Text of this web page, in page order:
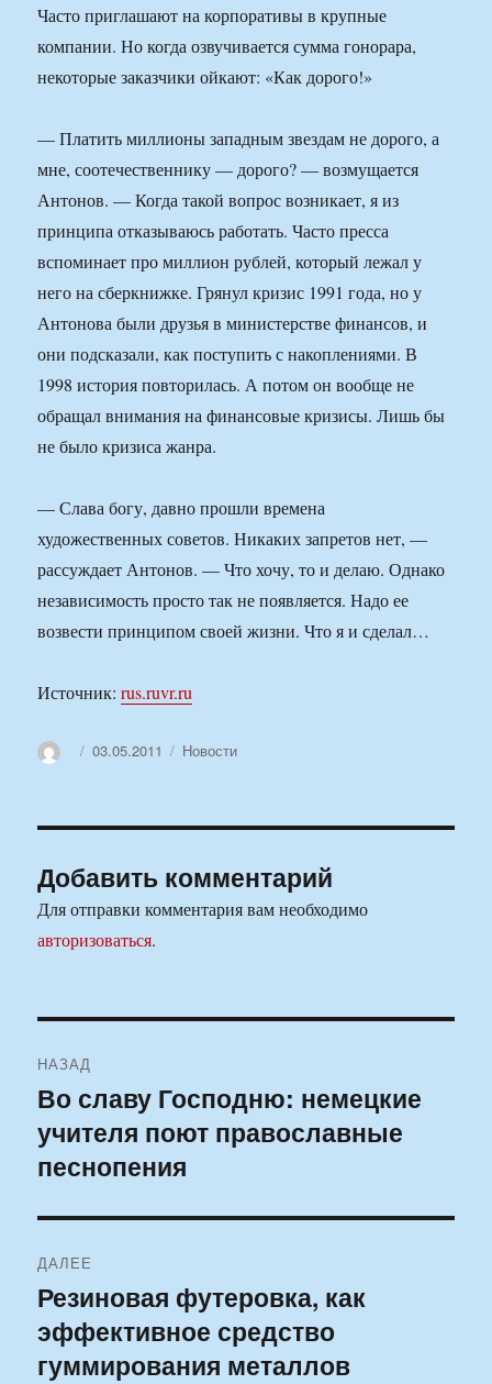
Часто приглашают на корпоративы в крупные
компании. Но когда озвучивается сумма гонорара,
некоторые заказчики ойкают: «Как дорого!»
— Платить миллионы западным звездам не дорого, а
мне, соотечественнику — дорого? — возмущается
Антонов. — Когда такой вопрос возникает, я из
принципа отказываюсь работать. Часто пресса
вспоминает про миллион рублей, который лежал у
него на сберкнижке. Грянул кризис 1991 года, но у
Антонова были друзья в министерстве финансов, и
они подсказали, как поступить с накоплениями. В
1998 история повторилась. А потом он вообще не
обращал внимания на финансовые кризисы. Лишь бы
не было кризиса жанра.
— Слава богу, давно прошли времена
художественных советов. Никаких запретов нет, —
рассуждает Антонов. — Что хочу, то и делаю. Однако
независимость просто так не появляется. Надо ее
возвести принципом своей жизни. Что я и сделал…
Источник:rus.ruvr.ru
АвторОпубликовано
03.05.2011 Рубрики
Новости
Добавить комментарий
Для отправки комментария вам необходимо
авторизоваться.
по
записям
НАЗАД
Предыдущая
запись:
Во славу Господню: немецкие
учителя поют православные
песнопения
ДАЛЕЕ
Следующая
запись:
Резиновая футеровка, как
эффективное средство
гуммирования металлов